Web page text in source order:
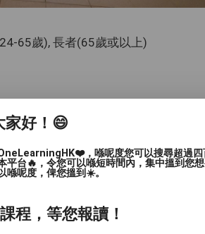
65歲), 長者(65歲或以上)
家好！😄
，喺呢度您可以搜尋超過
平台🔥，令您可以喺短時間內，集中搵到您
喺呢度，俾您搵到☀️。
程，等您報讀！